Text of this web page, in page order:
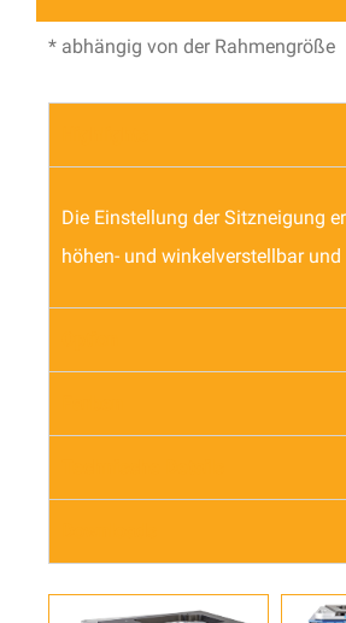
* abhängig von der Rahmengröße
Die Einstellung der Sitzneigung
höhen- und winkelverstellbar